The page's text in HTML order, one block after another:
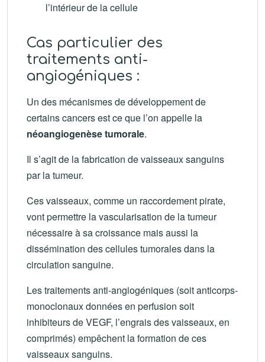
l’intérieur de la cellule
Cas particulier des
traitements anti-
angiogéniques :
Un des mécanismes de développement de
certains cancers est ce que l’on appelle la
néoangiogenèse tumorale.
Il s’agit de la fabrication de vaisseaux sanguins
par la tumeur.
Ces vaisseaux, comme un raccordement pirate,
vont permettre la vascularisation de la tumeur
nécessaire à sa croissance mais aussi la
dissémination des cellules tumorales dans la
circulation sanguine.
Les traitements anti-angiogéniques (soit anticorps-
monoclonaux données en perfusion soit
inhibiteurs de VEGF, l’engrais des vaisseaux, en
comprimés) empêchent la formation de ces
vaisseaux sanguins.